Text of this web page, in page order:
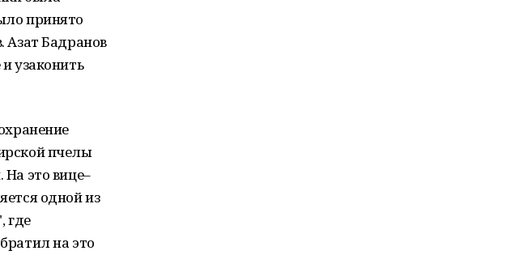
принято
Азат Бадранов
узаконить
пчелы
это вице–
одной из
где
на это